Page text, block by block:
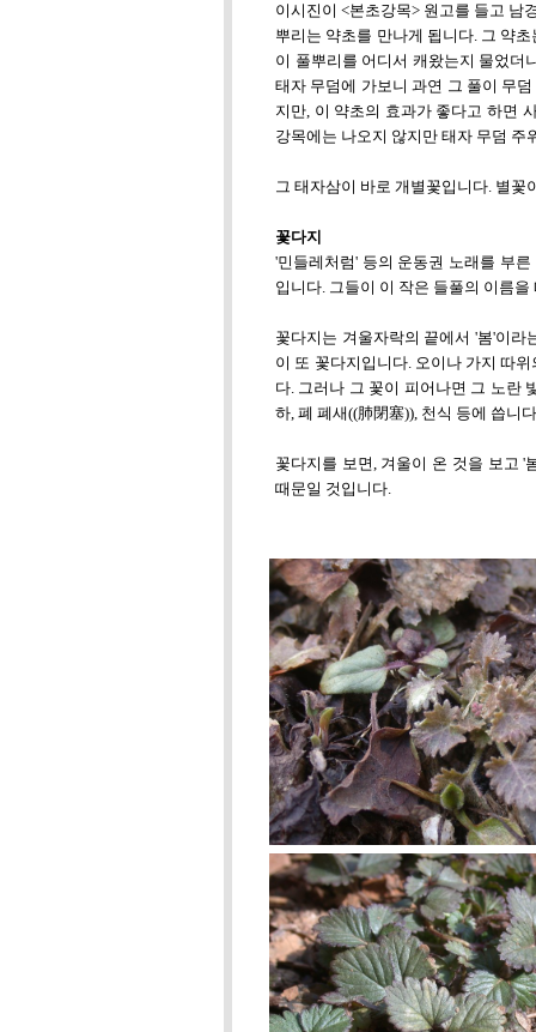
이시진이 <본초강목> 원고를 들고 남
뿌리는 약초를 만나게 됩니다. 그 약
이 풀뿌리를 어디서 캐왔는지 물었더
태자 무덤에 가보니 과연 그 풀이 무
지만, 이 약초의 효과가 좋다고 하면
강목에는 나오지 않지만 태자 무덤
그 태자삼이 바로 개별꽃입니다. 별꽃
꽃다지
'민들레처럼' 등의 운동권 노래를 부
입니다. 그들이 이 작은 들풀의 이름
꽃다지는 겨울자락의 끝에서 '봄'이
이 또 꽃다지입니다. 오이나 가지 따
다. 그러나 그 꽃이 피어나면 그 노란
하, 폐 폐새((肺閉塞)), 천식 등에 씁니
꽃다지를 보면, 겨울이 온 것을 보고 '
때문일 것입니다.